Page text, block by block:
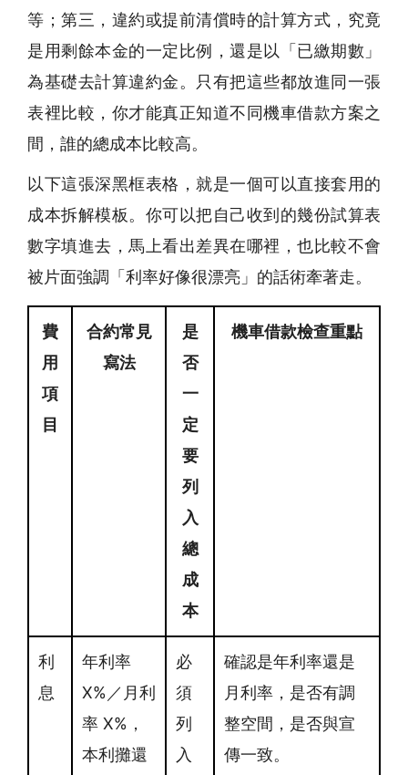
等；第三，違約或提前清償時的計算方式，究竟
是用剩餘本金的一定比例，還是以「已繳期數」
為基礎去計算違約金。只有把這些都放進同一張
表裡比較，你才能真正知道不同機車借款方案之
間，誰的總成本比較高。
以下這張深黑框表格，就是一個可以直接套用的
成本拆解模板。你可以把自己收到的幾份試算表
數字填進去，馬上看出差異在哪裡，也比較不會
被片面強調「利率好像很漂亮」的話術牽著走。
費
用
項
目
合約常見
寫法
是
否
一
定
要
列
入
總
成
本
機車借款檢查重點
利
息
年利率
X%／月利
率 X%，
本利攤還
必
須
列
入
確認是年利率還是
月利率，是否有調
整空間，是否與宣
傳一致。